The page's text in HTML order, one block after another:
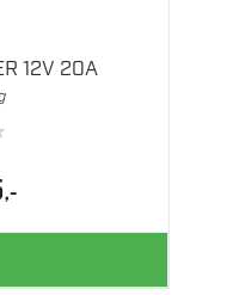
12V 20A
,-